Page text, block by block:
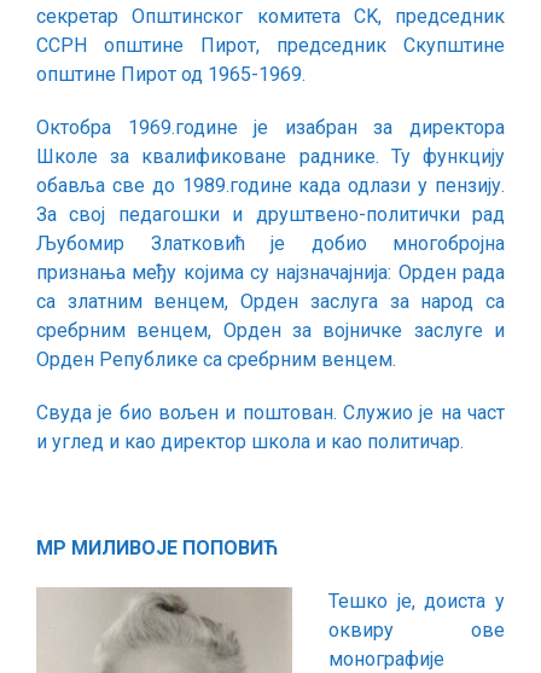
секретар Општинског комитета СK, председник
ССРН општине Пирот, председник Скупштине
општине Пирот од 1965-1969.
Октобра 1969.године је изабран за директора
Школе за квалификоване раднике. Ту функцију
обавља све до 1989.године када одлази у пензију.
За свој педагошки и друштвено-политички рад
Љубомир Златковић је добио многобројна
признања међу којима су најзначајнија: Орден рада
са златним венцем, Орден заслуга за народ са
сребрним венцем, Орден за војничке заслуге и
Орден Републике са сребрним венцем.
Свуда је био вољен и поштован. Служио је на част
и углед и као директор школа и као политичар.
МР МИЛИВОЈЕ ПОПОВИЋ
Тешко је, доиста у
оквиру ове
монографије